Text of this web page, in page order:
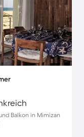
Balkon in Mimizan